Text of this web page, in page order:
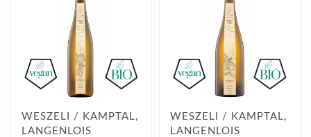
WESZELI / KAMPTAL,
LANGENLOIS
WESZELI / KAMPTAL,
LANGENLOIS